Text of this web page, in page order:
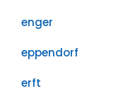
enger
eppendorf
erft